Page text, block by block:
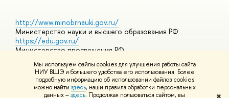
Мы используем файлы cookies для улучшения работы сайта
НИУ ВШЭ и большего удобства его использования. Более
подробную информацию об использовании файлов cookies
можно найти здесь, наши правила обработки персональных
данных –здесь. Продолжая пользоваться сайтом, вы
http://www.minobrnauki.gov.ru/
Министерство науки и высшего образования РФ
https://edu.gov.ru/
Министерство просвещения РФ
https://elearning.hse.ru/mooc
Массовые открытые онлайн-курсы